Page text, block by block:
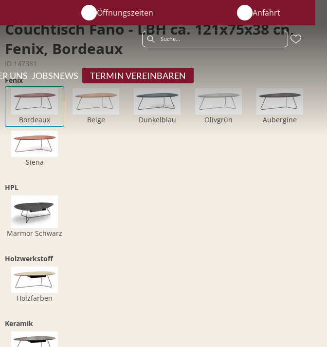
Öffnungszeiten Anfahrt
UNS JOBSNEWS TERMIN VEREINBAREN
Couchtisch Fano - LBH ca. 121x75x38 cn,
Fenix, Bordeaux
ID 147381
Fenix
Bordeaux Beige Dunkelblau Olivgrün Aubergine
Siena
HPL
Marmor Schwarz
Holzwerkstoff
Holzfarben
Keramik